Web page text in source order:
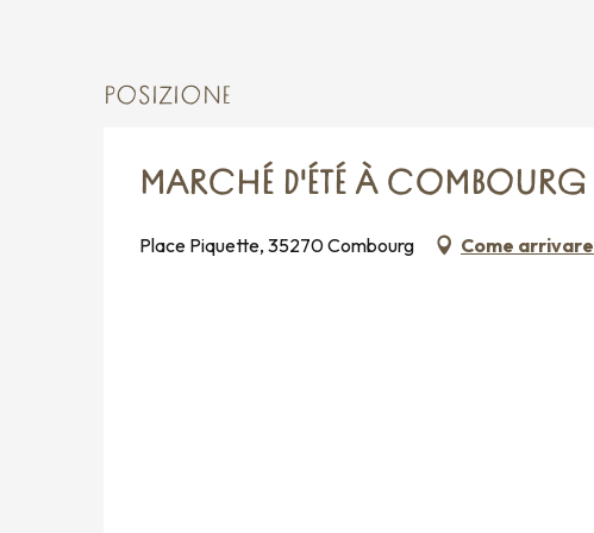
POSIZIONE
MARCHÉ D'ÉTÉ À COMBOURG
Place Piquette, 35270 Combourg Come arrivare